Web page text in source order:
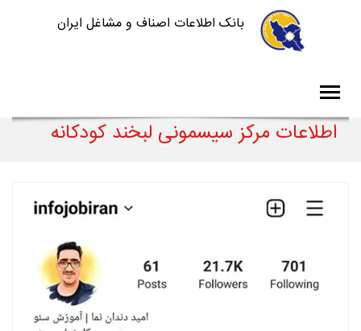
بانک اطلاعات اصناف و مشاغل ایران
اطلاعات مرکز سیسمونی لبخند کودکانه